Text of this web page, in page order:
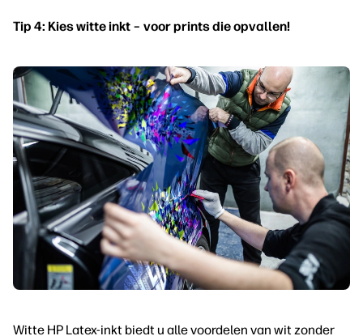
Tip 4: Kies witte inkt – voor prints die opvallen!
Witte HP Latex-inkt biedt u alle voordelen van wit zonder